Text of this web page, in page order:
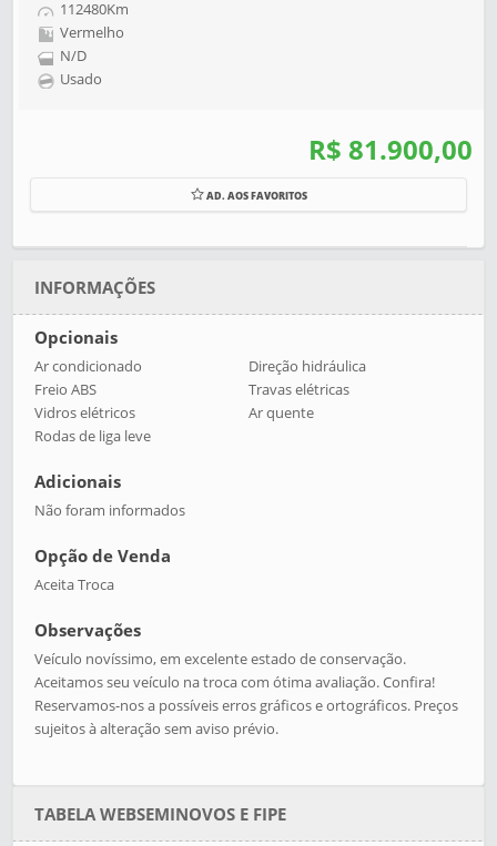
112480Km
Vermelho
N/D
Usado
R$ 81.900,00
AD. AOS FAVORITOS
INFORMAÇÕES
Opcionais
Ar condicionado
Direção hidráulica
Freio ABS
Travas elétricas
Vidros elétricos
Ar quente
Rodas de liga leve
Adicionais
Não foram informados
Opção de Venda
Aceita Troca
Observações
Veículo novíssimo, em excelente estado de conservação.
Aceitamos seu veículo na troca com ótima avaliação. Confira!
Reservamos-nos a possíveis erros gráficos e ortográficos. Preços
sujeitos à alteração sem aviso prévio.
TABELA WEBSEMINOVOS E FIPE